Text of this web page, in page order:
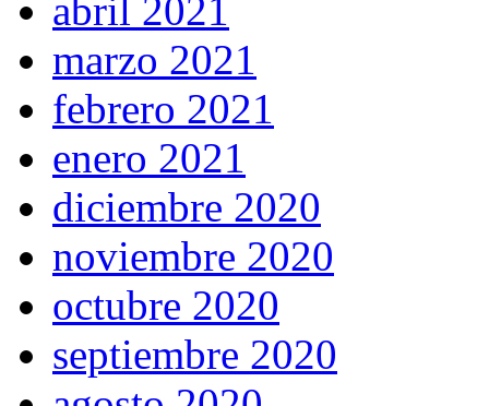
abril 2021
marzo 2021
febrero 2021
enero 2021
diciembre 2020
noviembre 2020
octubre 2020
septiembre 2020